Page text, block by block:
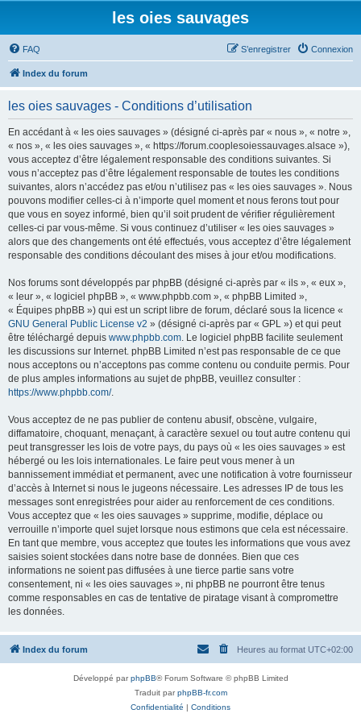
les oies sauvages
FAQ Connexion
S’enregistrer
Index du forum
les oies sauvages - Conditions d’utilisation
En accédant à « les oies sauvages » (désigné ci-après par « nous », « notre »,
« nos », « les oies sauvages », « https://forum.cooplesoiessauvages.alsace »),
vous acceptez d’être légalement responsable des conditions suivantes. Si
vous n’acceptez pas d’être légalement responsable de toutes les conditions
suivantes, alors n’accédez pas et/ou n’utilisez pas « les oies sauvages ». Nous
pouvons modifier celles-ci à n’importe quel moment et nous ferons tout pour
que vous en soyez informé, bien qu’il soit prudent de vérifier régulièrement
celles-ci par vous-même. Si vous continuez d’utiliser « les oies sauvages »
alors que des changements ont été effectués, vous acceptez d’être légalement
responsable des conditions découlant des mises à jour et/ou modifications.
Nos forums sont développés par phpBB (désigné ci-après par « ils », « eux »,
« leur », « logiciel phpBB », « www.phpbb.com », « phpBB Limited »,
« Équipes phpBB ») qui est un script libre de forum, déclaré sous la licence «
GNU General Public License v2 » (désigné ci-après par « GPL ») et qui peut
être téléchargé depuis www.phpbb.com. Le logiciel phpBB facilite seulement
les discussions sur Internet. phpBB Limited n’est pas responsable de ce que
nous acceptons ou n’acceptons pas comme contenu ou conduite permis. Pour
de plus amples informations au sujet de phpBB, veuillez consulter :
https://www.phpbb.com/.
Vous acceptez de ne pas publier de contenu abusif, obscène, vulgaire,
diffamatoire, choquant, menaçant, à caractère sexuel ou tout autre contenu qui
peut transgresser les lois de votre pays, du pays où « les oies sauvages » est
hébergé ou les lois internationales. Le faire peut vous mener à un
bannissement immédiat et permanent, avec une notification à votre fournisseur
d’accès à Internet si nous le jugeons nécessaire. Les adresses IP de tous les
messages sont enregistrées pour aider au renforcement de ces conditions.
Vous acceptez que « les oies sauvages » supprime, modifie, déplace ou
verrouille n’importe quel sujet lorsque nous estimons que cela est nécessaire.
En tant que membre, vous acceptez que toutes les informations que vous avez
saisies soient stockées dans notre base de données. Bien que ces
informations ne soient pas diffusées à une tierce partie sans votre
consentement, ni « les oies sauvages », ni phpBB ne pourront être tenus
comme responsables en cas de tentative de piratage visant à compromettre
les données.
Index du forum Heures au format UTC+02:00
Développé parphpBB® Forum Software © phpBB Limited
Traduit parphpBB-fr.com
Confidentialité | Conditions